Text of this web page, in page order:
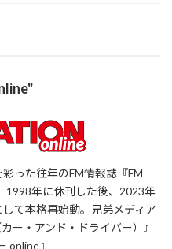
った往年のFM情報誌『FM
1998年に休刊した後、2023年
て本格再始動。兄弟メディア
ー・アンド・ドライバー）』
online』